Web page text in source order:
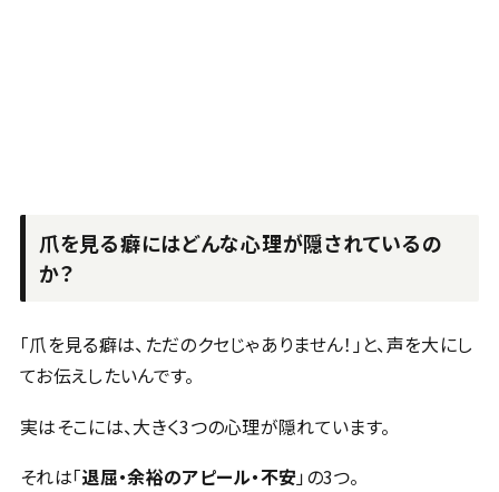
爪を見る癖にはどんな心理が隠されているの
か？
「爪を見る癖は、ただのクセじゃありません！」と、声を大にし
てお伝えしたいんです。
実はそこには、大きく3つの心理が隠れています。
それは「退屈・余裕のアピール・不安」の3つ。